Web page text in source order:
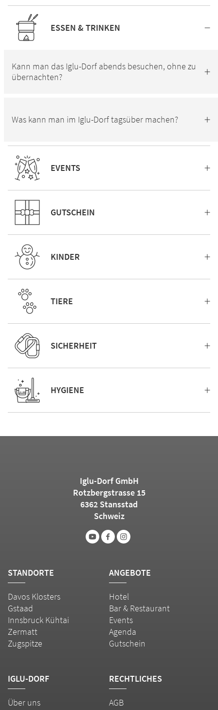
ESSEN & TRINKEN
Kann man das Iglu-Dorf abends besuchen, ohne zu
übernachten?
Was kann man im Iglu-Dorf tagsüber machen?
EVENTS
GUTSCHEIN
KINDER
TIERE
SICHERHEIT
HYGIENE
Iglu-Dorf GmbH
Rotzbergstrasse 15
6362 Stansstad
Schweiz
STANDORTE
Davos Klosters
Gstaad
Innsbruck Kühtai
Zermatt
Zugspitze
ANGEBOTE
Hotel
Bar & Restaurant
Events
Agenda
Gutschein
IGLU-DORF
Über uns
RECHTLICHES
AGB